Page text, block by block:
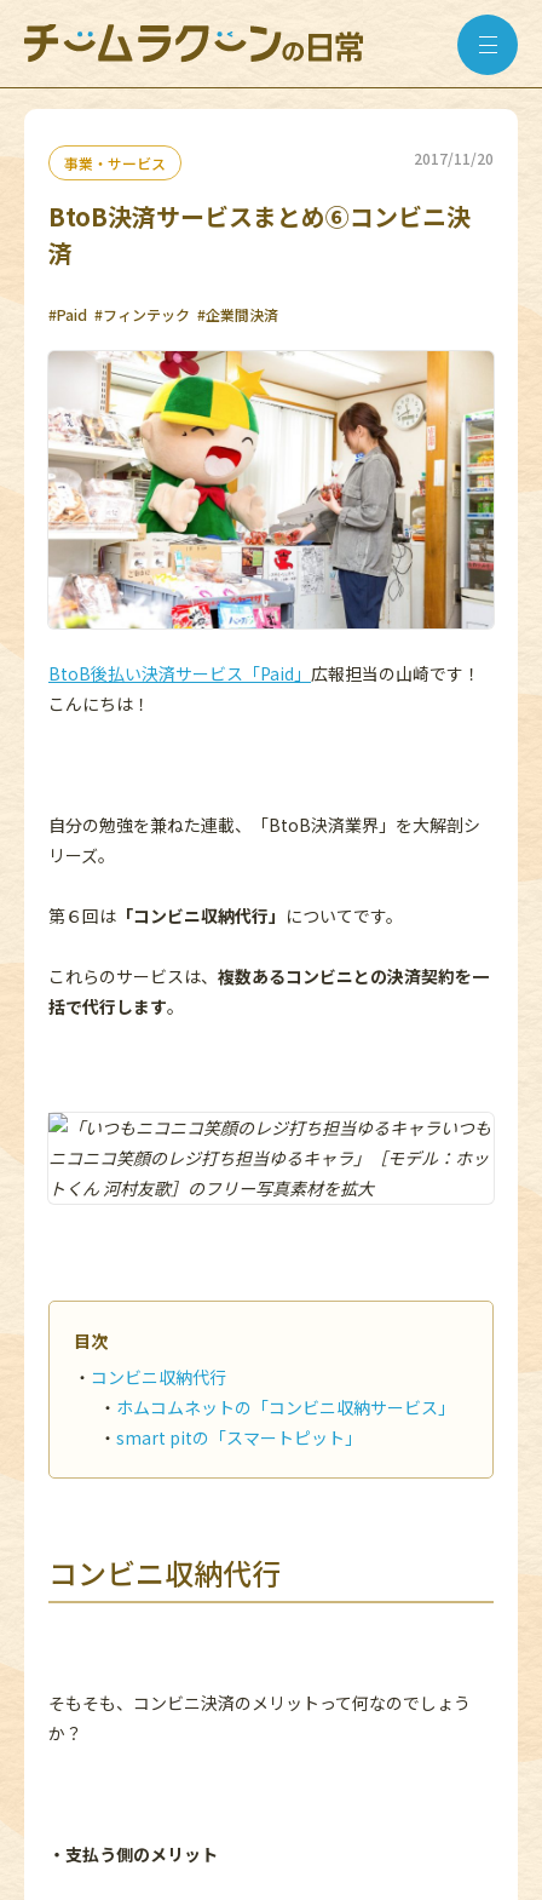
事業・サービス 2017/11/20
BtoB決済サービスまとめ⑥コンビニ決
済
#Paid #フィンテック #企業間決済
BtoB後払い決済サービス「Paid」 広報担当の山崎です！
こんにちは！
自分の勉強を兼ねた連載、「BtoB決済業界」を大解剖シ
リーズ。
第６回は 「コンビニ収納代行」 についてです。
これらのサービスは、 複数あるコンビニとの決済契約を一
括で代行します。
目次
コンビニ収納代行
ホムコムネットの「コンビニ収納サービス」
smart pitの「スマートピット」
コンビニ収納代行
そもそも、コンビニ決済のメリットって何なのでしょう
か？
・支払う側のメリット